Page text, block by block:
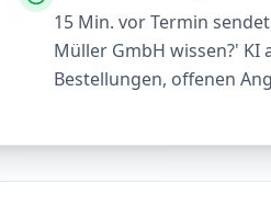
15 Min. vor Termin
Müller GmbH wissen?'
Bestellungen, offenen